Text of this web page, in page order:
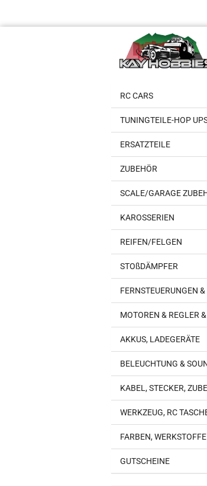
RC CARS
TUNINGTEILE-HOP
ERSATZTEILE
ZUBEHÖR
SCALE/GARAGE
KAROSSERIEN
REIFEN/FELGEN
STOßDÄMPFER
FERNSTEUERUNGEN &
MOTOREN & REGLER
AKKUS, LADEGERÄTE
BELEUCHTUNG &
KABEL, STECKER,
WERKZEUG, RC
FARBEN, WERKSTOFFE
GUTSCHEINE